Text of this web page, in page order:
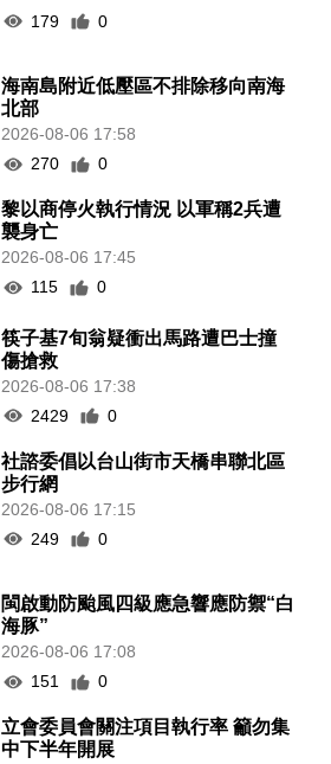
179
0
海南島附近低壓區不排除移向南海
北部
2026-08-06 17:58
270
0
黎以商停火執行情況 以軍稱2兵遭
襲身亡
2026-08-06 17:45
115
0
筷子基7旬翁疑衝出馬路遭巴士撞
傷搶救
2026-08-06 17:38
2429
0
社諮委倡以台山街市天橋串聯北區
步行網
2026-08-06 17:15
249
0
閩啟動防颱風四級應急響應防禦“白
海豚”
2026-08-06 17:08
151
0
立會委員會關注項目執行率 籲勿集
中下半年開展